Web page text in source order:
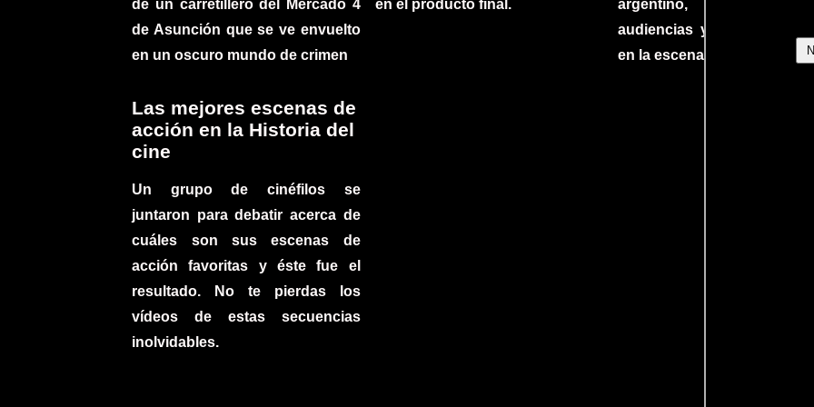
de un carretillero del Mercado 4
de Asunción que se ve envuelto
en un oscuro mundo de crimen
en el producto final.
argentino,
audiencias y dejando su
en la escena internacional.
Las mejores escenas de
acción en la Historia del
cine
Un grupo de cinéfilos se
juntaron para debatir acerca de
cuáles son sus escenas de
acción favoritas y éste fue el
resultado. No te pierdas los
vídeos de estas secuencias
inolvidables.